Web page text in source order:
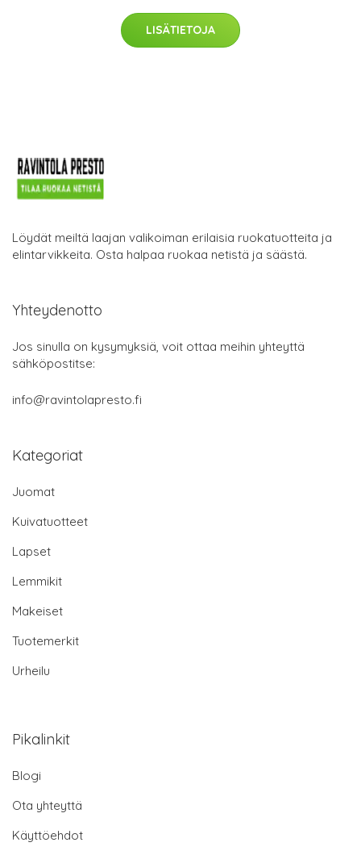
LISÄTIETOJA
Löydät meiltä laajan valikoiman erilaisia ruokatuotteita ja
elintarvikkeita. Osta halpaa ruokaa netistä ja säästä.
Yhteydenotto
Jos sinulla on kysymyksiä, voit ottaa meihin yhteyttä
sähköpostitse:
info@ravintolapresto.fi
Kategoriat
Juomat
Kuivatuotteet
Lapset
Lemmikit
Makeiset
Tuotemerkit
Urheilu
Pikalinkit
Blogi
Ota yhteyttä
Käyttöehdot